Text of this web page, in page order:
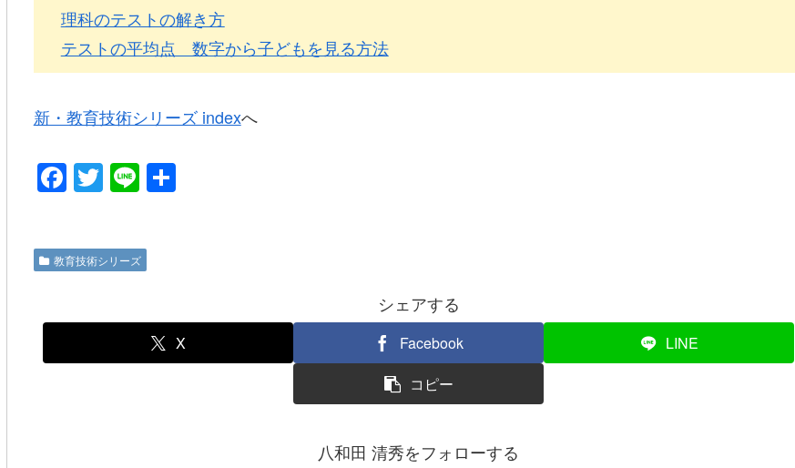
理科のテストの解き方
テストの平均点 数字から子どもを見る方法
新・教育技術シリーズ indexへ
F
a
e
o
o
T
wi
er
Li
n
共
教育技術シリーズ
シェアする
X Facebook
LINE
コピー
八和田 清秀をフォローする